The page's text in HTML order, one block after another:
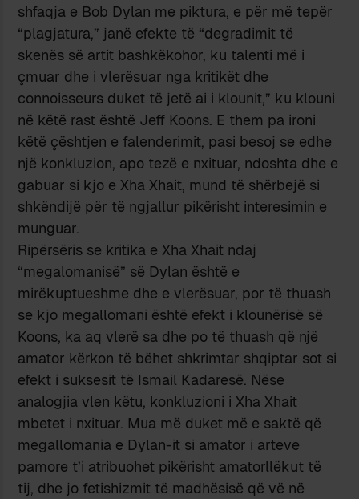
shfaqja e Bob Dylan me piktura, e për më tepër
“plagjatura,” janë efekte të “degradimit të
skenës së artit bashkëkohor, ku talenti më i
çmuar dhe i vlerësuar nga kritikët dhe
connoisseurs duket të jetë ai i klounit,” ku klouni
në këtë rast është Jeff Koons. E them pa ironi
këtë çështjen e falenderimit, pasi besoj se edhe
një konkluzion, apo tezë e nxituar, ndoshta dhe e
gabuar si kjo e Xha Xhait, mund të shërbejë si
shkëndijë për të ngjallur pikërisht interesimin e
munguar.
Ripërsëris se kritika e Xha Xhait ndaj
“megalomanisë” së Dylan është e
mirëkuptueshme dhe e vlerësuar, por të thuash
se kjo megallomani është efekt i klounërisë së
Koons, ka aq vlerë sa dhe po të thuash që një
amator kërkon të bëhet shkrimtar shqiptar sot si
efekt i suksesit të Ismail Kadaresë. Nëse
analogjia vlen këtu, konkluzioni i Xha Xhait
mbetet i nxituar. Mua më duket më e saktë që
megallomania e Dylan-it si amator i arteve
pamore t’i atribuohet pikërisht amatorllëkut të
tij, dhe jo fetishizmit të madhësisë që vë në